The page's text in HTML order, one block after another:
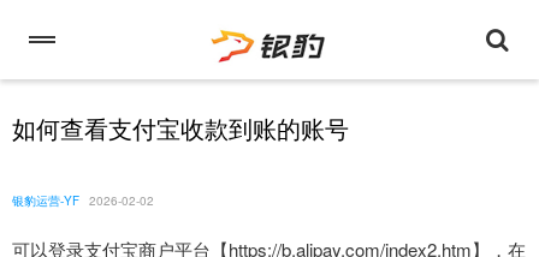
如何查看支付宝收款到账的账号
银豹运营-YF 2026-02-02
可以登录支付宝商户平台【https://b.alipay.com/index2.htm】，在